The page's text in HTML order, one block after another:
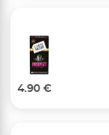
4.90 €